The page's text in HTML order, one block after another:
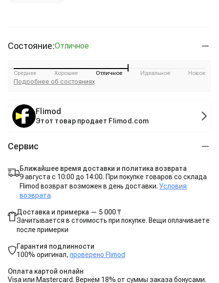
Состояние:Отличное
Среднее Хорошее Отличное Идеальное Новое
Подробнее об состояниях
Flimod
Этот товар продает Flimod.com
Сервис
Ближайшее время доставки и политика возврата
9 августа с 10:00 до 14:00. При покупке товаров со склада
Flimod возврат возможен в день доставки. Условия
возврата
Доставка и примерка — 5 000 ₸
Зачитывается в стоимость при покупке. Вещи оплачиваете
после примерки
Гарантия подлинности
100% оригинал, проверено Flimod
Оплата картой онлайн
Visa или Mastercard. Вернём 18% от суммы заказа бонусами.